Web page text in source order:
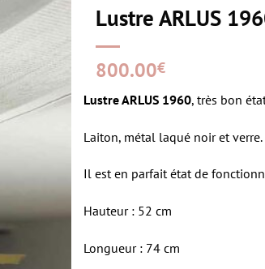
Lustre ARLUS
800.00€
Lustre ARLUS 1960, très bon
Laiton, métal laqué noir et verre.
Il est en parfait état de
Hauteur : 52 cm
Longueur : 74 cm